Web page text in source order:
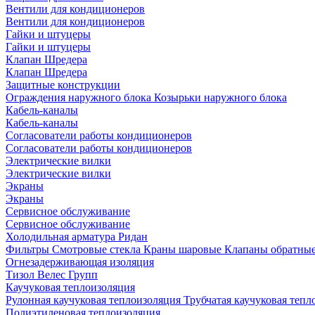
Вентили для кондиционеров
Вентили для кондиционеров
Гайки и штуцеры
Гайки и штуцеры
Клапан Шредера
Клапан Шредера
Защитные конструкции
Ограждения наружного блока Козырьки наружного блока
Кабель-каналы
Кабель-каналы
Согласователи работы кондиционеров
Согласователи работы кондиционеров
Электрические вилки
Электрические вилки
Экраны
Экраны
Сервисное обслуживание
Сервисное обслуживание
Холодильная арматура Ридан
Фильтры Смотровые стекла Краны шаровые Клапаны
Огнезадерживающая изоляция
Тизол Велес Групп
Каучуковая теплоизоляция
Рулонная каучуковая теплоизоляция Трубчатая каучуковая
Полиэтиленовая теплоизоляция